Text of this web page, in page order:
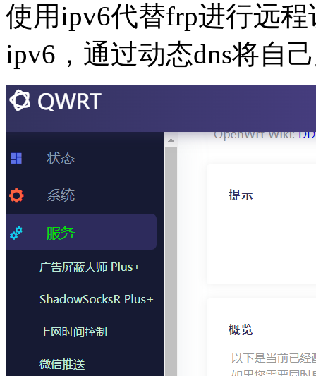
使用ipv6代替frp进行远
ipv6，通过动态dns将自